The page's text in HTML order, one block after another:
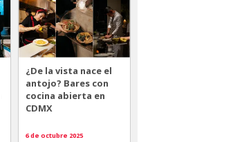
¿De la vista nace el
antojo? Bares con
cocina abierta en
CDMX
6 de octubre 2025